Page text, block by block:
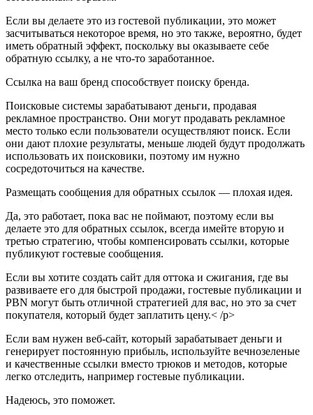
Если вы делаете это из гостевой публикации, это может
засчитываться некоторое время, но это также, вероятно, будет
иметь обратный эффект, поскольку вы оказываете себе
обратную ссылку, а не что-то заработанное.
Ссылка на ваш бренд способствует поиску бренда.
Поисковые системы зарабатывают деньги, продавая
рекламное пространство. Они могут продавать рекламное
место только если пользователи осуществляют поиск. Если
они дают плохие результаты, меньше людей будут продолжать
использовать их поисковики, поэтому им нужно
сосредоточиться на качестве.
Размещать сообщения для обратных ссылок — плохая идея.
Да, это работает, пока вас не поймают, поэтому если вы
делаете это для обратных ссылок, всегда имейте вторую и
третью стратегию, чтобы компенсировать ссылки, которые
публикуют гостевые сообщения.
Если вы хотите создать сайт для оттока и сжигания, где вы
развиваете его для быстрой продажи, гостевые публикации и
PBN могут быть отличной стратегией для вас, но это за счет
покупателя, который будет заплатить цену.< /p>
Если вам нужен веб-сайт, который зарабатывает деньги и
генерирует постоянную прибыль, используйте вечнозеленые
и качественные ссылки вместо трюков и методов, которые
легко отследить, например гостевые публикации.
Надеюсь, это поможет.